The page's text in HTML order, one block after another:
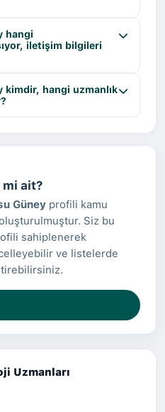
hangi
iletişim bilgileri
kimdir, hangi uzmanlık
ait?
Güneyprofili kamu
Siz bu
sahiplenerek
ve listelerde
Uzmanları